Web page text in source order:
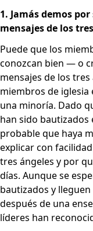
1. Jamás demos
mensajes de los
Puede que los
conozcan bien — o
mensajes de los
miembros de
una minoría. Dado
han sido bautizados
probable que haya
explicar con
tres ángeles y por
días. Aunque se
bautizados y
después de una
líderes han